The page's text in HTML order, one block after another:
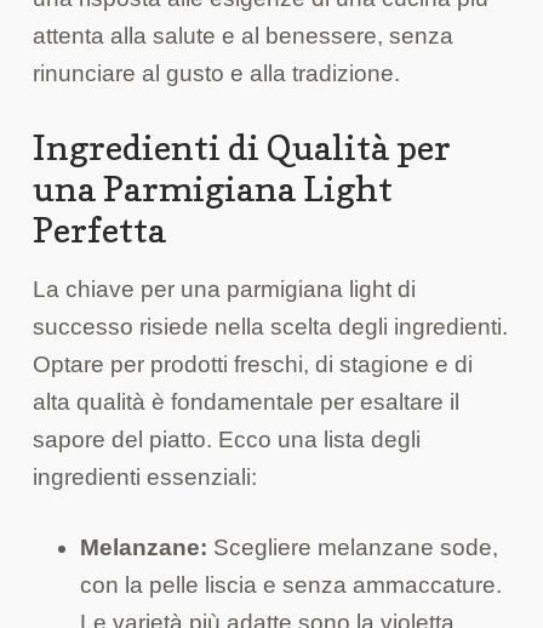
attenta alla salute e al benessere, senza
rinunciare al gusto e alla tradizione.
Ingredienti di Qualità per
una Parmigiana Light
Perfetta
La chiave per una parmigiana light di
successo risiede nella scelta degli ingredienti.
Optare per prodotti freschi, di stagione e di
alta qualità è fondamentale per esaltare il
sapore del piatto. Ecco una lista degli
ingredienti essenziali:
Melanzane: Scegliere melanzane sode,
con la pelle liscia e senza ammaccature.
Le varietà più adatte sono la violetta